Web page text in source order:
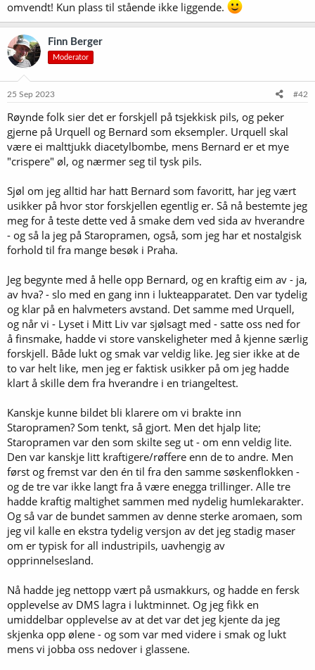
one above another. We recommend this type of the tanks, when your
space in the brewery is too small, or the height of the room is too low.
omvendt! Kun plass til stående ikke liggende.
Finn Berger
Moderator
25 Sep 2023 #42
Røynde folk sier det er forskjell på tsjekkisk pils, og peker
gjerne på Urquell og Bernard som eksempler. Urquell skal
være ei malttjukk diacetylbombe, mens Bernard er et mye
"crispere" øl, og nærmer seg til tysk pils.
Sjøl om jeg alltid har hatt Bernard som favoritt, har jeg vært
usikker på hvor stor forskjellen egentlig er. Så nå bestemte jeg
meg for å teste dette ved å smake dem ved sida av hverandre
- og så la jeg på Staropramen, også, som jeg har et nostalgisk
forhold til fra mange besøk i Praha.
Jeg begynte med å helle opp Bernard, og en kraftig eim av - ja,
av hva? - slo med en gang inn i lukteapparatet. Den var tydelig
og klar på en halvmeters avstand. Det samme med Urquell,
og når vi - Lyset i Mitt Liv var sjølsagt med - satte oss ned for
å finsmake, hadde vi store vanskeligheter med å kjenne særlig
forskjell. Både lukt og smak var veldig like. Jeg sier ikke at de
to var helt like, men jeg er faktisk usikker på om jeg hadde
klart å skille dem fra hverandre i en triangeltest.
Kanskje kunne bildet bli klarere om vi brakte inn
Staropramen? Som tenkt, så gjort. Men det hjalp lite;
Staropramen var den som skilte seg ut - om enn veldig lite.
Den var kanskje litt kraftigere/røffere enn de to andre. Men
først og fremst var den én til fra den samme søskenflokken -
og de tre var ikke langt fra å være enegga trillinger. Alle tre
hadde kraftig maltighet sammen med nydelig humlekarakter.
Og så var de bundet sammen av denne sterke aromaen, som
jeg vil kalle en ekstra tydelig versjon av det jeg stadig maser
om er typisk for all industripils, uavhengig av
opprinnelsesland.
Nå hadde jeg nettopp vært på usmakkurs, og hadde en fersk
opplevelse av DMS lagra i luktminnet. Og jeg fikk en
umiddelbar opplevelse av at det var det jeg kjente da jeg
skjenka opp ølene - og som var med videre i smak og lukt
mens vi jobba oss nedover i glassene.